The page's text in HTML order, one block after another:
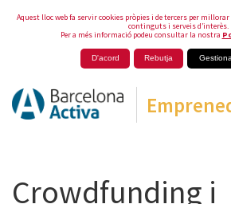
Aquest lloc web fa servir cookies pròpies i de tercers per millorar
continguts i serveis d’interès.
Per a més informació podeu consultar la nostra
D'acord Rebutja
Crowdfunding i